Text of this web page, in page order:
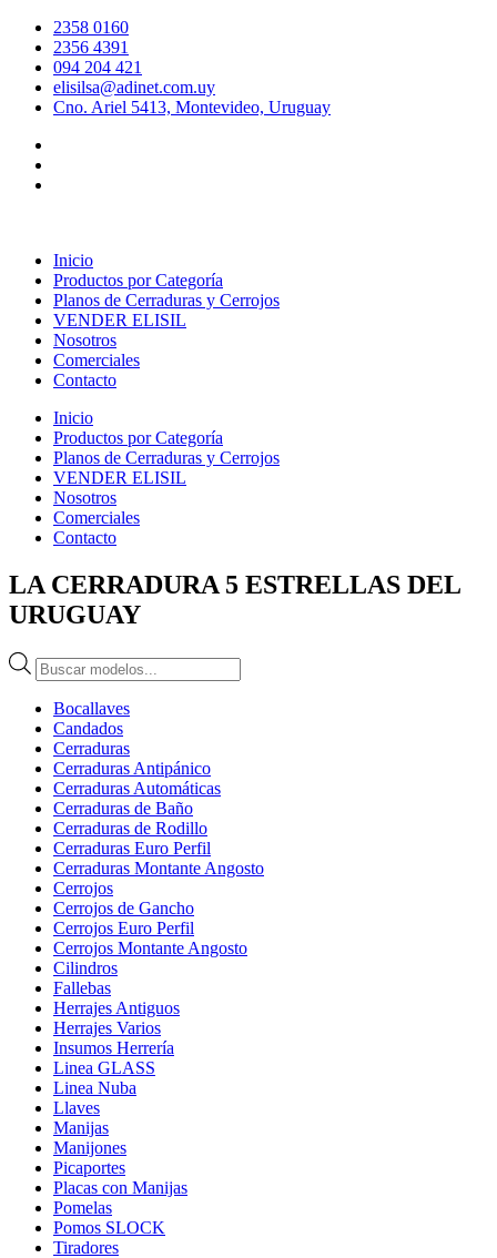
contenido
2358 0160
2356 4391
094 204 421
elisilsa@adinet.com.uy
Cno. Ariel 5413, Montevideo, Uruguay
Inicio
Productos por Categoría
Planos de Cerraduras y Cerrojos
VENDER ELISIL
Nosotros
Comerciales
Contacto
Inicio
Productos por Categoría
Planos de Cerraduras y Cerrojos
VENDER ELISIL
Nosotros
Comerciales
Contacto
LA CERRADURA 5 ESTRELLAS DEL
URUGUAY
Búsqueda
de
productos
Bocallaves
Candados
Cerraduras
Cerraduras Antipánico
Cerraduras Automáticas
Cerraduras de Baño
Cerraduras de Rodillo
Cerraduras Euro Perfil
Cerraduras Montante Angosto
Cerrojos
Cerrojos de Gancho
Cerrojos Euro Perfil
Cerrojos Montante Angosto
Cilindros
Fallebas
Herrajes Antiguos
Herrajes Varios
Insumos Herrería
Linea GLASS
Linea Nuba
Llaves
Manijas
Manijones
Picaportes
Placas con Manijas
Pomelas
Pomos SLOCK
Tiradores